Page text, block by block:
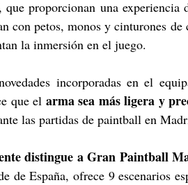
que proporcionan una experiencia
con petos, monos y cinturones
la inmersión en el juego.
incorporadas en el
que el arma sea más ligera y
las partidas de paintball en
distingue a Gran Paintball
de España, ofrece 9 escenarios